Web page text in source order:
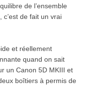
de l’ensemble
de fait un vrai
et réellement
quand on sait
un Canon 5D MKIII et
boîtiers à permis de